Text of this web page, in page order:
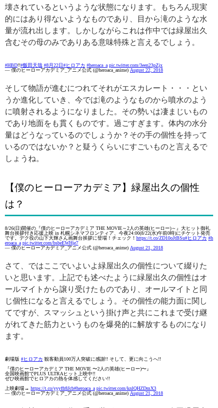
壊されているというような状態になります。もちろん現実
的にはあり得ないようなものであり、目から滝のような水
量が流れ出します。しかしながらこれは作中では緑屋出久
含むその母のみでありある意味特殊と言えるでしょう。
#HBD!!#飯田天哉 #8月22日#ヒロアカ #heroaca_a pic.twitter.com/3een23pZjx
— 僕のヒーローアカデミア_アニメ公式 (@heroaca_anime) August 22, 2018
そして物語が進むにつれてそれがエスカレート・・・とい
うか進化していき、今では滝のようなものから噴水のよう
に噴射されるようになりました。その勢いは凄まじいもの
であり地面をも貫くものです。過ごすぎます。体内の水分
量はどうなっているのでしょうか？その手の個性を持って
いるのではないか？と疑うくらいにすごいものと言えるで
しょうね。
【僕のヒーローアカデミア】緑屋出久の個性
は？
8/26(日)開催の『僕のヒーローアカデミア THE MOVIE～2人の英雄(ヒーロー)～』大ヒット御礼
舞台挨拶付き応援上映 in 札幌シネマフロンティア、今夜24:00(8/22(水)午前0時)にチケット発売
です。デク役の山下大輝さん画舞台挨拶に登場！チェック！ https://t.co/ZD10oJtBSu#ヒロアカ #h
eroaca_a pic.twitter.com/bsbeEWHje7
— 僕のヒーローアカデミア_アニメ公式 (@heroaca_anime) August 21, 2018
さて、ではここでいよいよ緑屋出久の個性について綴りた
いと思います。上記でも述べたように緑屋出久の個性はオ
ールマイトから譲り受けたものであり、オールマイトと同
じ個性になると言えるでしょう。その個性の能力面に関し
てですが、スマッシュという掛け声と共にこれまで受け継
がれてきた筋力というものを爆発的に解放するものになり
ます。
劇場版 #ヒロアカ 観客動員100万人突破に感謝!! そして、更に向こうへ!!
『僕のヒーローアカデミア THE MOVIE 〜2人の英雄(ヒーロー)〜』
全国映画館でPLUS ULTRAヒット上映中!!
ぜひ映画館でヒロアカの熱を体感してください!!
上映劇場→ https://t.co/yyyffr8Jcb#heroaca_a pic.twitter.com/knlQHZDmX3
— 僕のヒーローアカデミア_アニメ公式 (@heroaca_anime) August 21, 2018